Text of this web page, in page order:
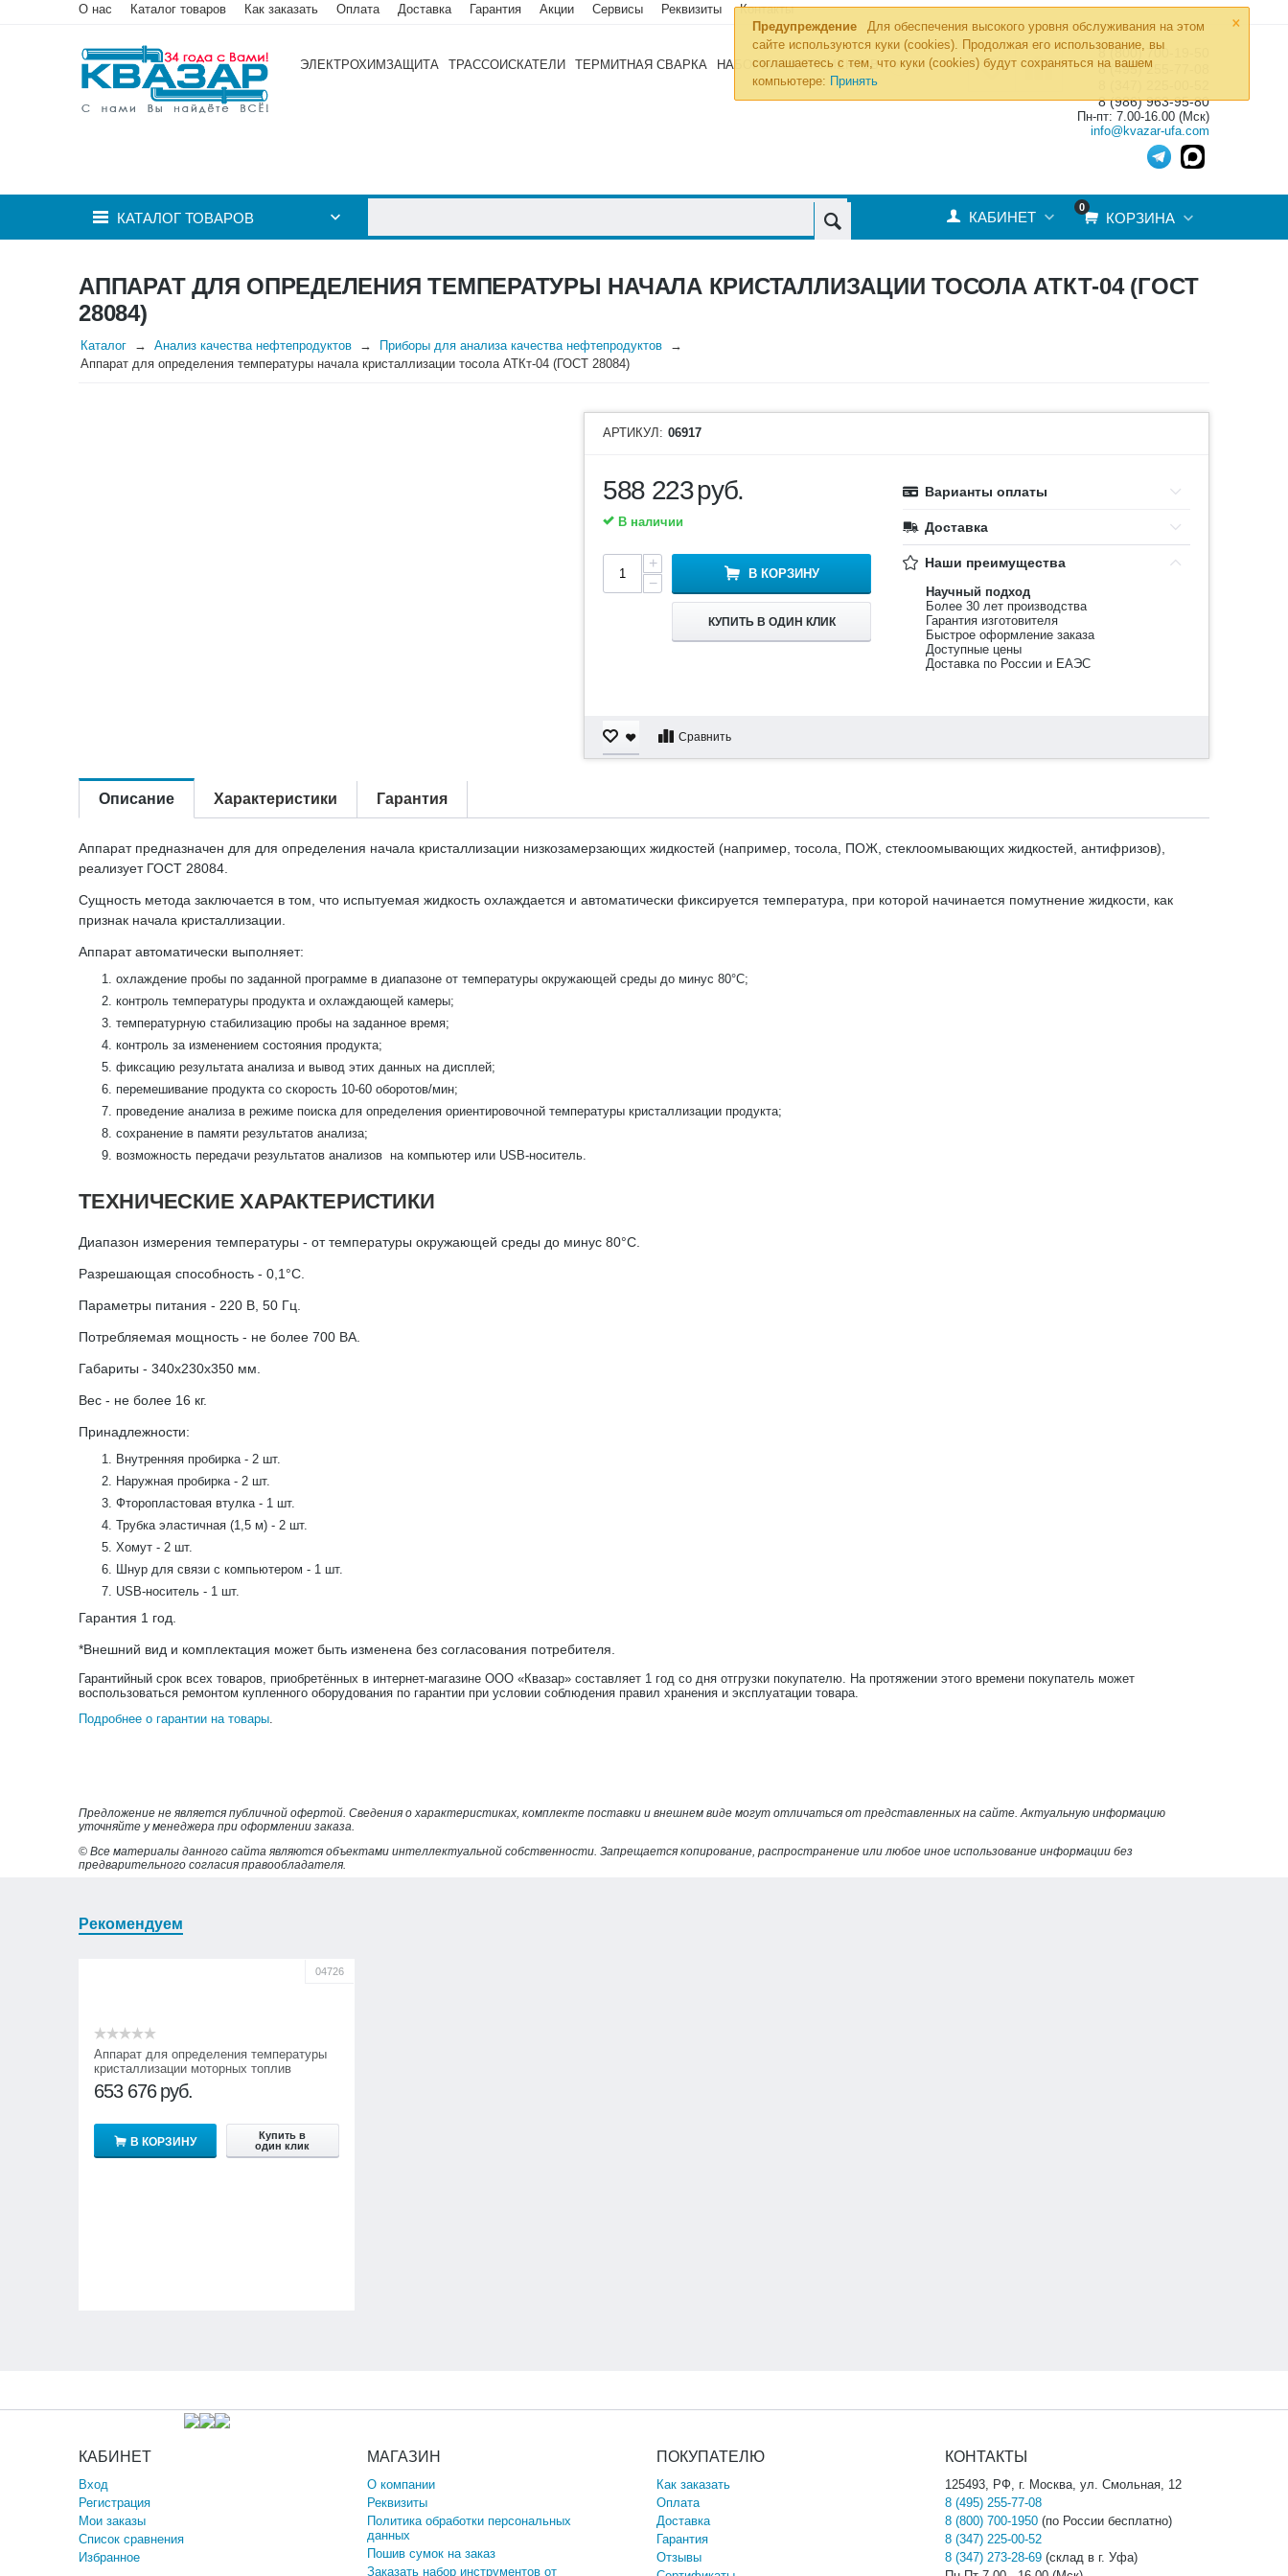
×
Предупреждение
Для обеспечения высокого уровня обслуживания на этом
сайте используются куки (cookies). Продолжая его использование, вы
соглашаетесь с тем, что куки (cookies) будут сохраняться на вашем
компьютере: Принять
О нас Каталог товаров Как заказать Оплата Доставка Гарантия Акции Сервисы Реквизиты Контакты
ЭЛЕКТРОХИМЗАЩИТА ТРАССОИСКАТЕЛИ ТЕРМИТНАЯ СВАРКА НАБОРЫ ИНСТРУМЕНТОВ »
8 (800) 700-19-50
8 (495) 255-77-08
8 (986) 963-95-80
Пн-пт: 7.00-16.00 (Мск)
info@kvazar-ufa.com
КАТАЛОГ ТОВАРОВ
0
КОРЗИНА
КАБИНЕТ
АППАРАТ ДЛЯ ОПРЕДЕЛЕНИЯ ТЕМПЕРАТУРЫ НАЧАЛА КРИСТАЛЛИЗАЦИИ ТОСОЛА АТКТ-04 (ГОСТ
28084)
Каталог Анализ качества нефтепродуктов
Приборы для анализа качества нефтепродуктов
Аппарат для определения температуры начала кристаллизации тосола АТКт-04 (ГОСТ 28084)
АРТИКУЛ: 06917
588 223руб.
В наличии
+
−
В КОРЗИНУ
КУПИТЬ В ОДИН КЛИК
Варианты оплаты
Доставка
Наши преимущества
Научный подход
Более 30 лет производства
Гарантия изготовителя
Быстрое оформление заказа
Доступные цены
Доставка по России и ЕАЭС
Сравнить
Описание Характеристики Гарантия
Аппарат предназначен для для определения начала кристаллизации низкозамерзающих жидкостей (например, тосола, ПОЖ, стеклоомывающих жидкостей, антифризов),
реализует ГОСТ 28084.
Сущность метода заключается в том, что испытуемая жидкость охлаждается и автоматически фиксируется температура, при которой начинается помутнение жидкости, как
признак начала кристаллизации.
Аппарат автоматически выполняет:
охлаждение пробы по заданной программе в диапазоне от температуры окружающей среды до минус 80°С;
контроль температуры продукта и охлаждающей камеры;
температурную стабилизацию пробы на заданное время;
контроль за изменением состояния продукта;
фиксацию результата анализа и вывод этих данных на дисплей;
перемешивание продукта со скорость 10-60 оборотов/мин;
проведение анализа в режиме поиска для определения ориентировочной температуры кристаллизации продукта;
сохранение в памяти результатов анализа;
возможность передачи результатов анализов на компьютер или USB-носитель.
ТЕХНИЧЕСКИЕ ХАРАКТЕРИСТИКИ
Диапазон измерения температуры - от температуры окружающей среды до минус 80°С.
Разрешающая способность - 0,1°C.
Параметры питания - 220 В, 50 Гц.
Потребляемая мощность - не более 700 ВА.
Габариты - 340х230х350 мм.
Вес - не более 16 кг.
Принадлежности:
Внутренняя пробирка - 2 шт.
Наружная пробирка - 2 шт.
Фторопластовая втулка - 1 шт.
Трубка эластичная (1,5 м) - 2 шт.
Хомут - 2 шт.
Шнур для связи с компьютером - 1 шт.
USB-носитель - 1 шт.
Гарантия 1 год.
*Внешний вид и комплектация может быть изменена без согласования потребителя.
Гарантийный срок всех товаров, приобретённых в интернет-магазине ООО «Квазар» составляет 1 год со дня отгрузки покупателю. На протяжении этого времени покупатель может
воспользоваться ремонтом купленного оборудования по гарантии при условии соблюдения правил хранения и эксплуатации товара.
Подробнее о гарантии на товары.
Предложение не является публичной офертой. Сведения о характеристиках, комплекте поставки и внешнем виде могут отличаться от представленных на сайте. Актуальную информацию
уточняйте у менеджера при оформлении заказа.
© Все материалы данного сайта являются объектами интеллектуальной собственности. Запрещается копирование, распространение или любое иное использование информации без
предварительного согласия правообладателя.
Рекомендуем
04726
Аппарат для определения температуры
кристаллизации моторных топлив
АТКмт-04
653 676 руб.
В КОРЗИНУ
Купить в
один клик
КАБИНЕТ
Вход
Регистрация
Мои заказы
Список сравнения
Избранное
МАГАЗИН
О компании
Реквизиты
Политика обработки персональных
данных
Пошив сумок на заказ
Заказать набор инструментов от
ПОКУПАТЕЛЮ
Как заказать
Оплата
Доставка
Гарантия
Отзывы
КОНТАКТЫ
125493, РФ, г. Москва, ул. Смольная, 12
8 (495) 255-77-08
8 (800) 700-1950(по России бесплатно)
8 (347) 225-00-52
8 (347) 273-28-69(склад в г. Уфа)